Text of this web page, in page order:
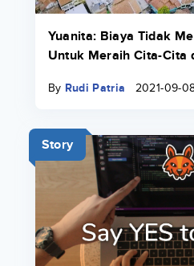
Yuanita: Biaya Tidak
Untuk Meraih Cita-Cita
By Rudi Patria 2021-09-
Story